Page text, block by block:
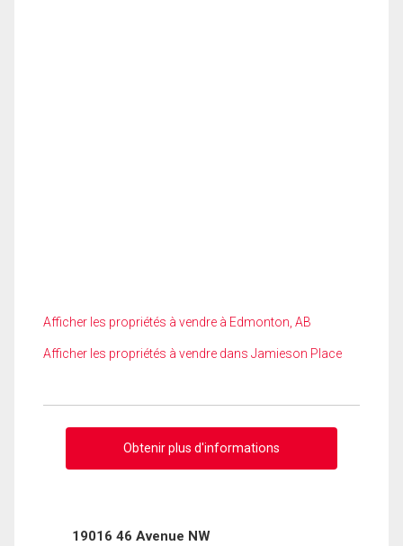
Afficher les propriétés à vendre à Edmonton, AB
Afficher les propriétés à vendre dans Jamieson Place
Obtenir plus d'informations
19016 46 Avenue NW